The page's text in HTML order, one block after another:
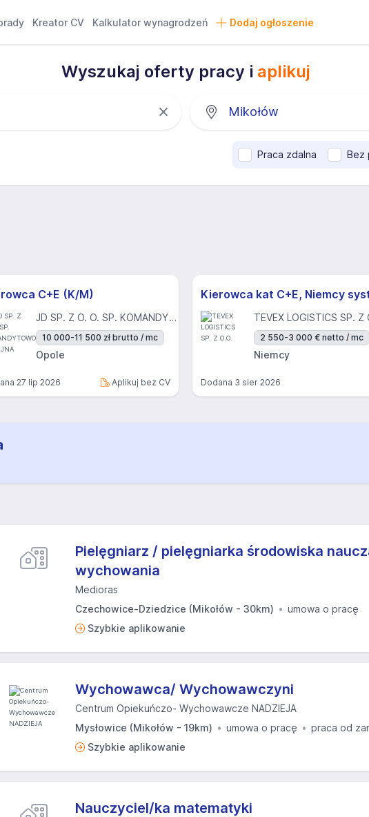
Kreator CV Kalkulator wynagrodzeń Dodaj ogłoszenie
Wyszukaj oferty pracy i aplikuj
Praca zdalna Bez
C+E (K/M)
JD SP. Z O. O. SP. KOMANDYTOWO-AKCYJNA
10 000-11 500 zł brutto / mc
Opole
27 lip 2026 Aplikuj bez CV
TEVEX LOGISTICS SP. Z
2 550-3 000 € netto / mc
Niemcy
Dodana 3 sier 2026
Pielęgniarz / pielęgniarka środowiska
wychowania
Medioras
Czechowice-Dziedzice (Mikołów - 30km)
umowa o pracę
Szybkie aplikowanie
Wychowawca/ Wychowawczyni
Centrum Opiekuńczo- Wychowawcze NADZIEJA
Mysłowice (Mikołów - 19km)
umowa o pracę
praca od
Szybkie aplikowanie
Nauczyciel/ka matematyki